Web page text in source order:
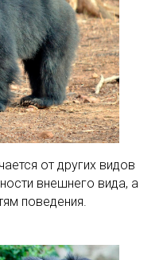
от других видов
внешнего вида, а
поведения.